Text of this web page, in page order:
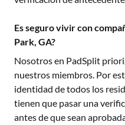
Es seguro vivir con
Park, GA?
Nosotros en PadSplit
nuestros miembros. Por
identidad de todos los
tienen que pasar una
antes de que sean